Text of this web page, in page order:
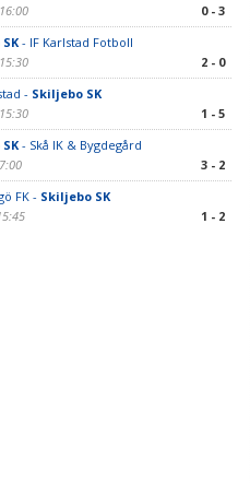
0 - 3
- IF Karlstad Fotboll
2 - 0
- Skiljebo SK
1 - 5
- Skå IK & Bygdegård
3 - 2
FK - Skiljebo SK
1 - 2